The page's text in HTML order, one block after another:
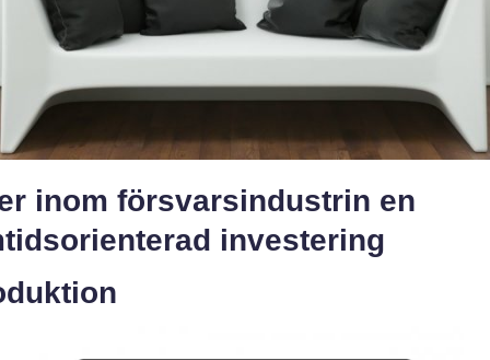
inom försvarsindustrin en
investering